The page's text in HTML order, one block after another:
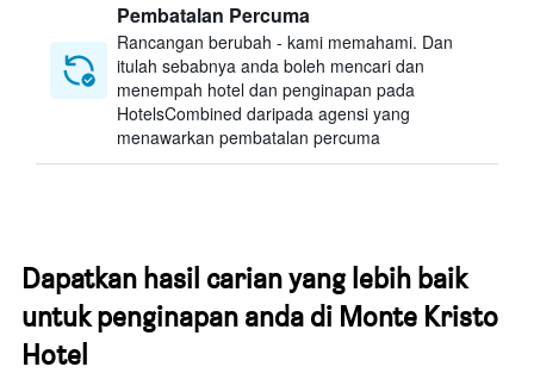
Pembatalan Percuma
Rancangan berubah - kami memahami. Dan
itulah sebabnya anda boleh mencari dan
menempah hotel dan penginapan pada
HotelsCombined daripada agensi yang
menawarkan pembatalan percuma
Dapatkan hasil carian yang lebih baik
untuk penginapan anda di Monte Kristo
Hotel